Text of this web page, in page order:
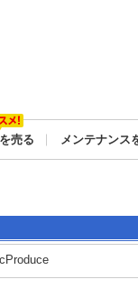
売る メンテナンス